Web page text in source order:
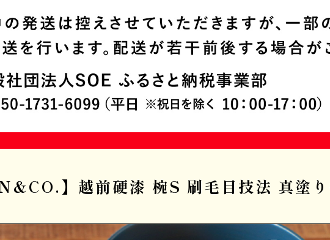
】越前硬漆 椀S 刷毛目技法 真塗